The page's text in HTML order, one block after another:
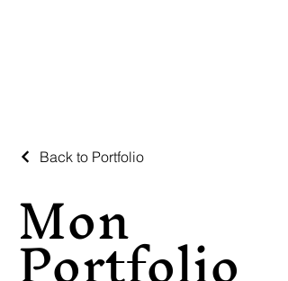
Back to Portfolio
Mon